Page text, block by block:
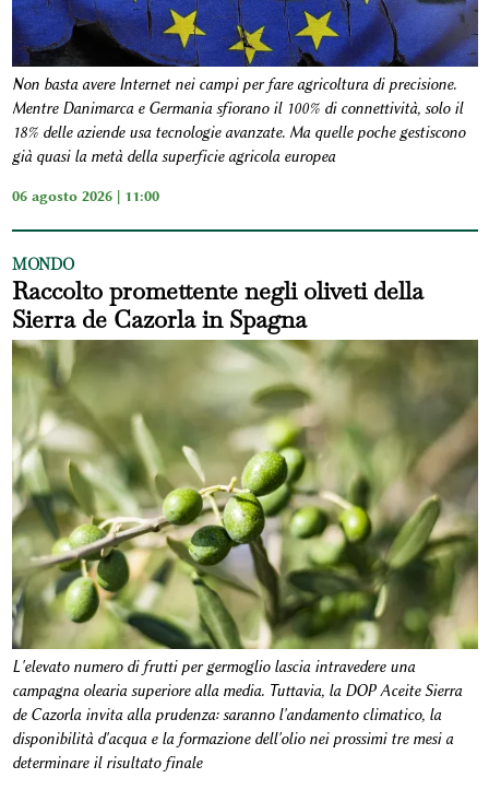
Non basta avere Internet nei campi per fare agricoltura di precisione.
Mentre Danimarca e Germania sfiorano il 100% di connettività, solo il
18% delle aziende usa tecnologie avanzate. Ma quelle poche gestiscono
già quasi la metà della superficie agricola europea
06 agosto 2026 | 11:00
MONDO
Raccolto promettente negli oliveti della
Sierra de Cazorla in Spagna
L'elevato numero di frutti per germoglio lascia intravedere una
campagna olearia superiore alla media. Tuttavia, la DOP Aceite Sierra
de Cazorla invita alla prudenza: saranno l'andamento climatico, la
disponibilità d'acqua e la formazione dell'olio nei prossimi tre mesi a
determinare il risultato finale